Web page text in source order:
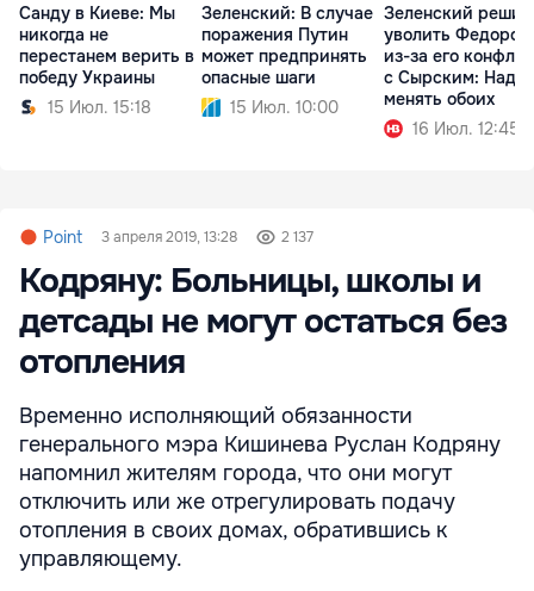
Санду в Киеве: Мы
никогда не
перестанем верить в
победу Украины
15 Июл. 15:18
Зеленский: В случае
поражения Путин
может предпринять
опасные шаги
15 Июл. 10:00
Зеленский решил
уволить
из-за его
с Сырским: Надо
менять обоих
16 Июл. 12:45
Point 3 апреля 2019, 13:28 2 137
Кодряну: Больницы, школы и
детсады не могут остаться без
отопления
Временно исполняющий обязанности
генерального мэра Кишинева Руслан Кодряну
напомнил жителям города, что они могут
отключить или же отрегулировать подачу
отопления в своих домах, обратившись к
управляющему.